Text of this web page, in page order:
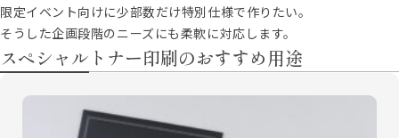
限定イベント向けに少部数だけ特別仕様で作りたい。
そうした企画段階のニーズにも柔軟に対応します。
スペシャルトナー印刷のおすすめ用途